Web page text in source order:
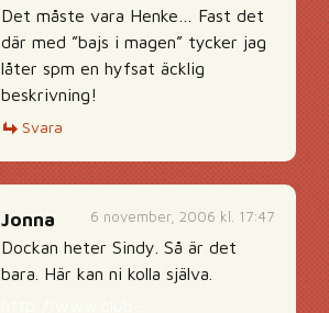
Det måste vara Henke… Fast det
där med ”bajs i magen” tycker jag
låter spm en hyfsat äcklig
beskrivning!
Svara
6 november, 2006 kl. 17:47
Jonna
Dockan heter Sindy. Så är det
bara. Här kan ni kolla själva.